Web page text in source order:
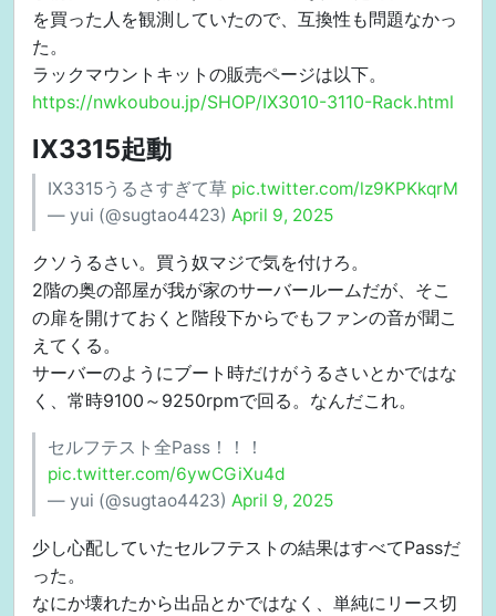
を買った人を観測していたので、互換性も問題なかっ
た。
ラックマウントキットの販売ページは以下。
https://nwkoubou.jp/SHOP/IX3010-3110-Rack.html
IX3315起動
IX3315うるさすぎて草 pic.twitter.com/lz9KPKkqrM
— yui (@sugtao4423) April 9, 2025
クソうるさい。買う奴マジで気を付けろ。
2階の奥の部屋が我が家のサーバールームだが、そこ
の扉を開けておくと階段下からでもファンの音が聞こ
えてくる。
サーバーのようにブート時だけがうるさいとかではな
く、常時9100～9250rpmで回る。なんだこれ。
セルフテスト全Pass！！！
pic.twitter.com/6ywCGiXu4d
— yui (@sugtao4423) April 9, 2025
少し心配していたセルフテストの結果はすべてPassだ
った。
なにか壊れたから出品とかではなく、単純にリース切